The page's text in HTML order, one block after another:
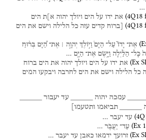
…
(4Q18 את ידו על הים ויולך יהוה א]ת הים
(4Q18 [ברוח קדים עזה כל הלילה וישם את הים
( אֶת־ יָדוֹ֮ עַל־ הַיָּם֒ וַיּ֣וֹלֶךְ יְהוָ֣ה ׀ אֶת־ הַ֠יָּם בְּר֨וּחַ
כָּל־ הַלַּ֔יְלָה וַיָּ֥שֶׂם אֶת־ הַיָּ֖ם …
(Ex את ידו על הים ויולך יהוה את הים ברוח
כל הלילה וישם את הים לחרבה ויבקעו המים
עמכה יהוה עד יעבור
תביאמו ותטעמו]
( עד יעבר …
(Ex עַד־ יַעֲבֹ֤ר …
(Ex זרועך ידמאו כאבן עד יעבר …